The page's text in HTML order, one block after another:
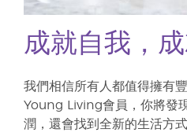
成就自我，
我們相信所有人都值得擁有
Young Living會員，你將發
潤，還會找到全新的生活方